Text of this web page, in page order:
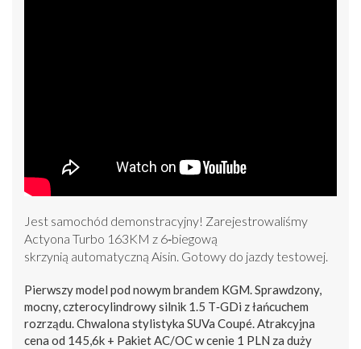
Jest samochód demonstracyjny! Zarejestrowaliśmy
Actyona Turbo 163KM z 6‑biegową
skrzynią automatyczną Aisin. Gotowy do jazdy testowej.
Pierwszy model pod nowym brandem KGM. Sprawdzony,
mocny, czterocylindrowy silnik 1.5 T‑GDi z łańcuchem
rozrządu. Chwalona stylistyka SUVa Coupé. Atrakcyjna
cena od 145,6k + Pakiet AC/OC w cenie 1 PLN za duży